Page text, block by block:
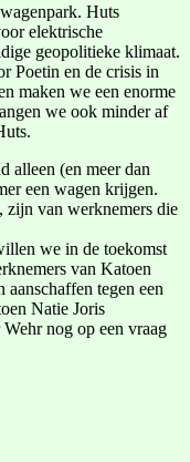
Huts
elektrische
geopolitieke klimaat.
Poetin en de crisis in
maken we een enorme
we ook minder af
alleen (en meer dan
een wagen krijgen.
zijn van werknemers die
we in de toekomst
van Katoen
tegen een
Natie Joris
nog op een vraag